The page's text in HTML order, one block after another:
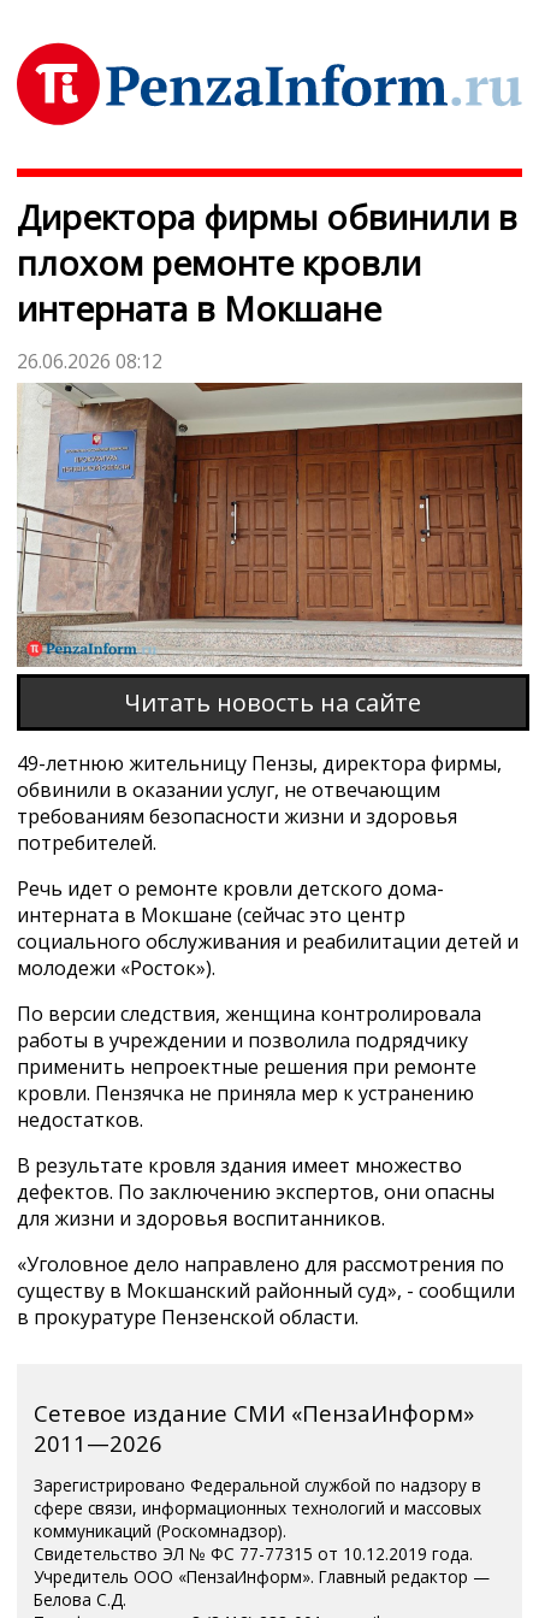
Директора фирмы обвинили в
плохом ремонте кровли
интерната в Мокшане
26.06.2026 08:12
Читать новость на сайте
49-летнюю жительницу Пензы, директора фирмы,
обвинили в оказании услуг, не отвечающим
требованиям безопасности жизни и здоровья
потребителей.
Речь идет о ремонте кровли детского дома-
интерната в Мокшане (сейчас это центр
социального обслуживания и реабилитации детей и
молодежи «Росток»).
По версии следствия, женщина контролировала
работы в учреждении и позволила подрядчику
применить непроектные решения при ремонте
кровли. Пензячка не приняла мер к устранению
недостатков.
В результате кровля здания имеет множество
дефектов. По заключению экспертов, они опасны
для жизни и здоровья воспитанников.
«Уголовное дело направлено для рассмотрения по
существу в Мокшанский районный суд», - сообщили
в прокуратуре Пензенской области.
Сетевое издание СМИ «ПензаИнформ»
2011—2026
Зарегистрировано Федеральной службой по надзору в
сфере связи, информационных технологий и массовых
коммуникаций (Роскомнадзор).
Свидетельство ЭЛ № ФС 77-77315 от 10.12.2019 года.
Учредитель ООО «ПензаИнформ». Главный редактор —
Белова С.Д.